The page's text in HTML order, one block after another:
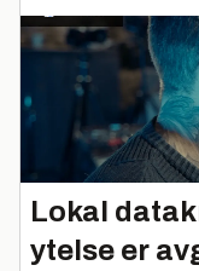
Lokal
ytelse er